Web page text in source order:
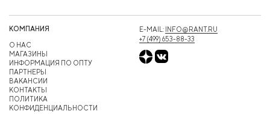
КОМПАНИЯ
О НАС
МАГАЗИНЫ
ИНФОРМАЦИЯ ПО ОПТУ
ПАРТНЕРЫ
ВАКАНСИИ
КОНТАКТЫ
ПОЛИТИКА
КОНФИДЕНЦИАЛЬНОСТИ
E-MAIL: INFO@RANT.RU
+7 (499) 653-88-33